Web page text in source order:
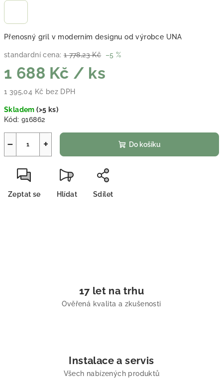
Přenosný gril v moderním designu od výrobce UNA
standardní cena: 1 778,23 Kč –5 %
1 688 Kč / ks
1 395,04 Kč bez DPH
Skladem(>5 ks)
Kód: 916862
+
− Do košíku
Zeptat se Hlídat Sdílet
17 let na trhu
Ověřená kvalita a zkušenosti
Instalace a servis
Všech nabízených produktů